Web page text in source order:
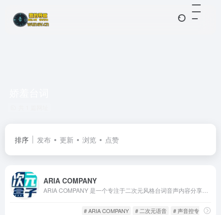
排序 发布 更新 浏览 点赞
ARIA COMPANY
# ARIA COMPANY # 二次元语音 # 声音控专用